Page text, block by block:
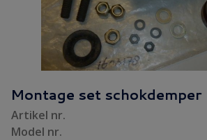
Montage set schokdemper
Artikel nr.
Model nr.